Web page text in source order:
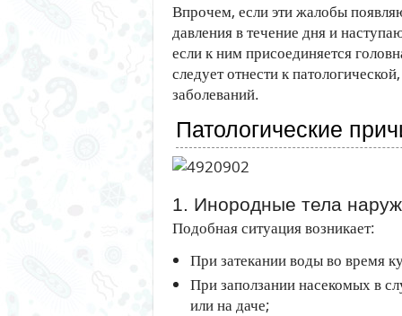
Впрочем, если эти жалобы
давления в течение дня и
если к ним присоединяется
следует отнести к
заболеваний.
Патологические
1. Инородные тела
Подобная ситуация возникает:
При затекании воды во время
При заползании насекомых в
или на даче;